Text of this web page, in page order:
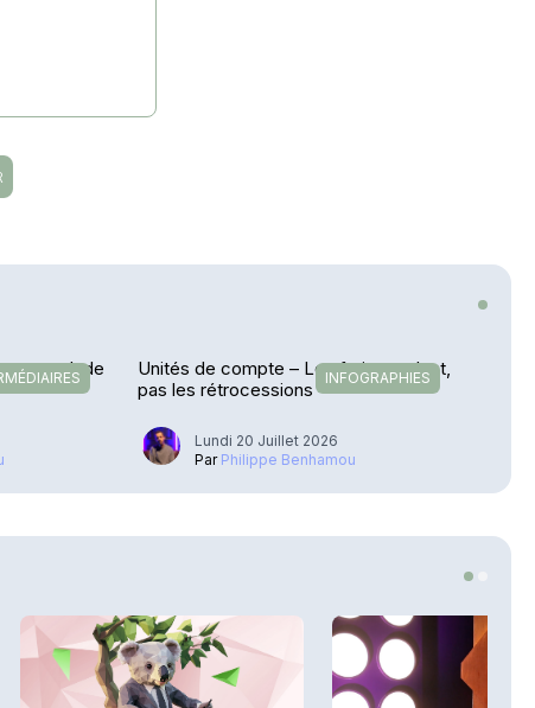
en Inde
INFOGRAPHIES
Unités de compte – Les frais reculent,
pas les rétrocessions
Lundi 20 Juillet 2026
Par Philippe Benhamou